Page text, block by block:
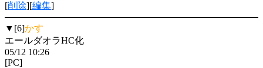
[削除][編集]
▼[6]かす
エールダオラHC化
05/12 10:26
[PC]